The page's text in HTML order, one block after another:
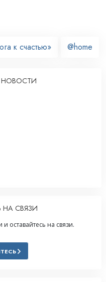
к счастью» @home
НА СВЯЗИ
оставайтесь на связи.